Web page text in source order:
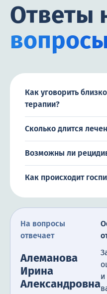
Ответы
Как уговорить
терапии?
Сколько длится
Возможны ли
Как происходит
На вопросы
отвечает
Алеманова
Ирина
Александровна